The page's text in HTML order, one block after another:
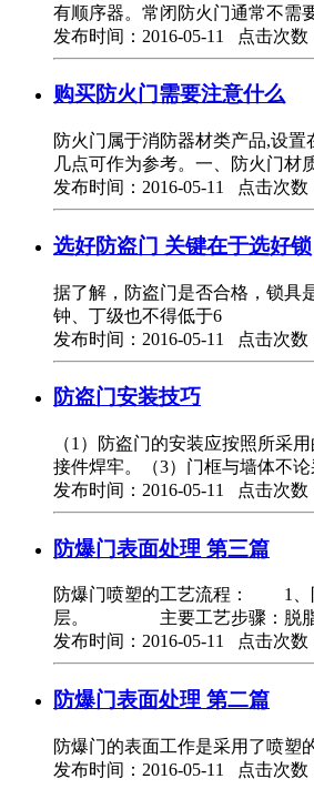
有顺序器。常闭防火门通常不需
发布时间：2016-05-11 点击次数
购买防火门需要注意什么
防火门属于消防器材类产品,设
几点可作为参考。一、防火门材
发布时间：2016-05-11 点击次数
选好防盗门 关键在于选好锁
据了解，防盗门是否合格，锁具
钟、丁级也不得低于6
发布时间：2016-05-11 点击次数
防盗门安装技巧
（1）防盗门的安装应按照所采
接件焊牢。（3）门框与墙体不
发布时间：2016-05-11 点击次数
防爆门表面处理 第三篇
防爆门喷塑的工艺流程： 1、
层。 主要工艺步骤：脱脂、
发布时间：2016-05-11 点击次数
防爆门表面处理 第二篇
防爆门的表面工作是采用了喷
发布时间：2016-05-11 点击次数